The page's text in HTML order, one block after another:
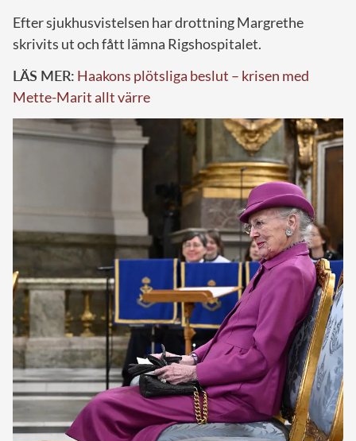
Efter sjukhusvistelsen har drottning Margrethe
skrivits ut och fått lämna Rigshospitalet.
LÄS MER: Haakons plötsliga beslut – krisen med
Mette-Marit allt värre